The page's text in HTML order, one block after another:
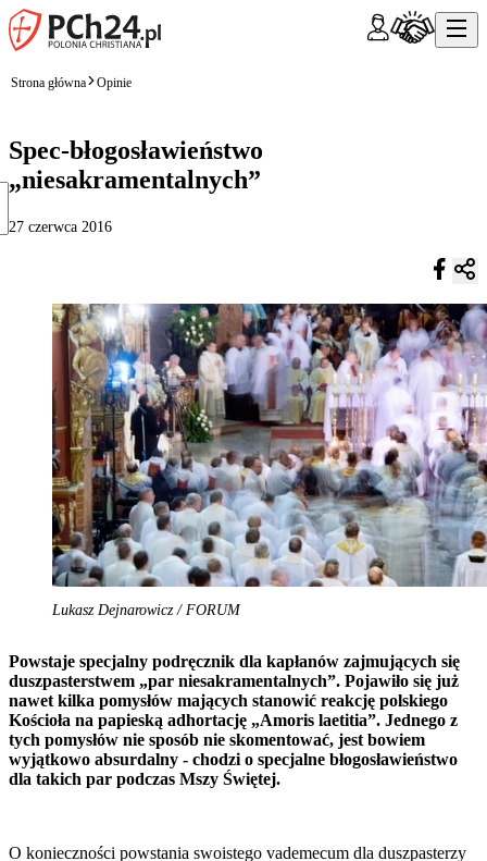
Strona główna Opinie
Spec-błogosławieństwo
„niesakramentalnych”
27 czerwca 2016
Lukasz Dejnarowicz / FORUM
Powstaje specjalny podręcznik dla kapłanów zajmujących się
duszpasterstwem „par niesakramentalnych”. Pojawiło się już
nawet kilka pomysłów mających stanowić reakcję polskiego
Kościoła na papieską adhortację „Amoris laetitia”. Jednego z
tych pomysłów nie sposób nie skomentować, jest bowiem
wyjątkowo absurdalny - chodzi o specjalne błogosławieństwo
dla takich par podczas Mszy Świętej.
O konieczności powstania swoistego vademecum dla duszpasterzy